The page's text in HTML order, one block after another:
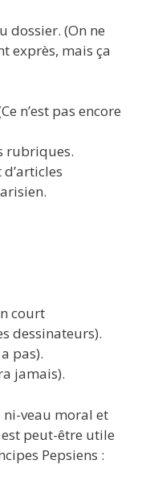
dossier. (On ne
exprès, mais ça
n’est pas encore
rubriques.
court
dessinateurs).
pas).
jamais).
veau moral et
peut-être utile
Pepsiens :